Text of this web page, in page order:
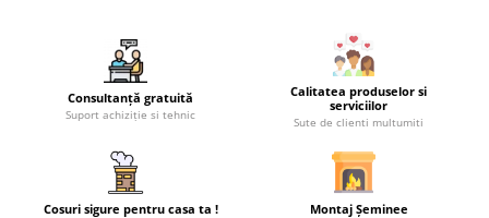
Consultanță gratuită
Suport achiziție si tehnic
Calitatea produselor si
serviciilor
Sute de clienti multumiti
Cosuri sigure pentru casa ta ! Montaj Șeminee